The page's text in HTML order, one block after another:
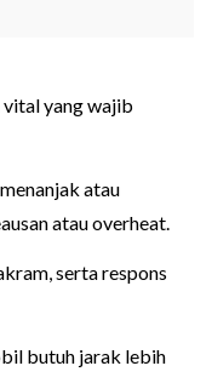
vital yang wajib
atau
atau overheat.
serta respons
butuh jarak lebih